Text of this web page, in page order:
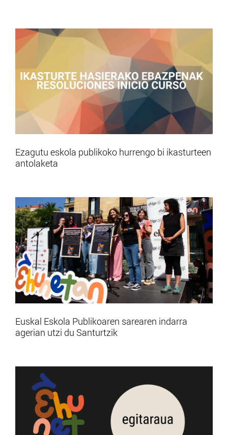
Ezagutu eskola publikoko hurrengo bi ikasturteen
antolaketa
Euskal Eskola Publikoaren sarearen indarra
agerian utzi du Santurtzik